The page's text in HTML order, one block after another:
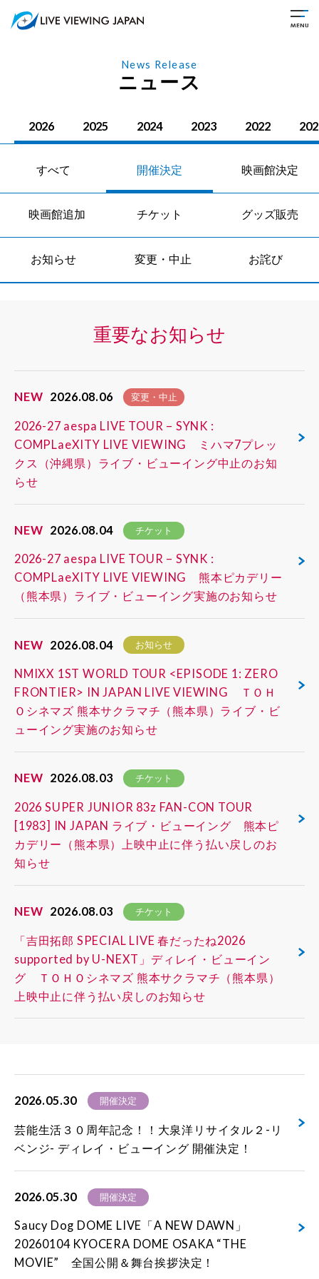
News Release
ニュース
2026 2025 2024 2023 2022
すべて 開催決定 映画館決定
映画館追加 チケット グッズ販売
お知らせ 変更・中止 お詫び
重要なお知らせ
NEW 2026.08.06 変更・中止
2026-27 aespa LIVE TOUR – SYNK :
COMPLaeXITY LIVE VIEWING ミハマ7プレッ
クス（沖縄県）ライブ・ビューイング中止のお知
らせ
NEW 2026.08.04 チケット
2026-27 aespa LIVE TOUR – SYNK :
COMPLaeXITY LIVE VIEWING 熊本ピカデリー
（熊本県）ライブ・ビューイング実施のお知らせ
NEW 2026.08.04 お知らせ
NMIXX 1ST WORLD TOUR <EPISODE 1: ZERO
FRONTIER> IN JAPAN LIVE VIEWING ＴＯＨ
Ｏシネマズ 熊本サクラマチ（熊本県）ライブ・ビ
ューイング実施のお知らせ
NEW 2026.08.03 チケット
2026 SUPER JUNIOR 83z FAN-CON TOUR
[1983] IN JAPAN ライブ・ビューイング 熊本ピ
カデリー（熊本県）上映中止に伴う払い戻しのお
知らせ
NEW 2026.08.03 チケット
「吉田拓郎 SPECIAL LIVE 春だったね2026
supported by U-NEXT」ディレイ・ビューイン
グ ＴＯＨＯシネマズ 熊本サクラマチ（熊本県）
上映中止に伴う払い戻しのお知らせ
2026.05.30 開催決定
芸能生活３０周年記念！！大泉洋リサイタル２-リ
ベンジ- ディレイ・ビューイング 開催決定！
2026.05.30 開催決定
Saucy Dog DOME LIVE「A NEW DAWN」
20260104 KYOCERA DOME OSAKA “THE
MOVIE” 全国公開＆舞台挨拶決定！